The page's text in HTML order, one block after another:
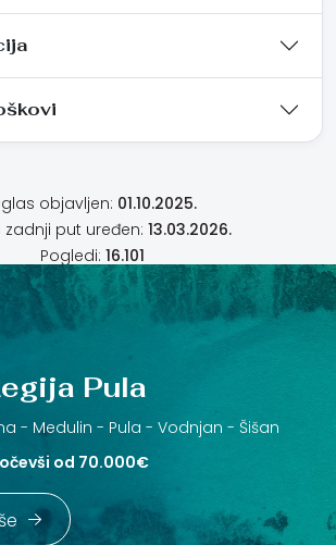
objavljen: 01.10.2025.
zadnji put uređen: 13.03.2026.
Pogledi: 16.101
Pula
- Medulin - Pula - Vodnjan - Šišan
od 70.000€